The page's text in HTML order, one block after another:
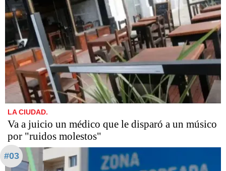
LA CIUDAD.
Va a juicio un médico que le disparó a un músico
por "ruidos molestos"
#03